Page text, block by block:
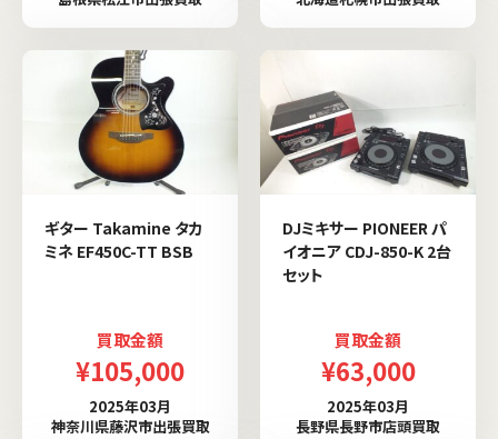
ギター Takamine タカ
ミネ EF450C-TT BSB
買取金額
¥105,000
2025年03月
神奈川県藤沢市出張買取
DJミキサー PIONEER パ
イオニア CDJ-850-K 2台
セット
買取金額
¥63,000
2025年03月
長野県長野市店頭買取